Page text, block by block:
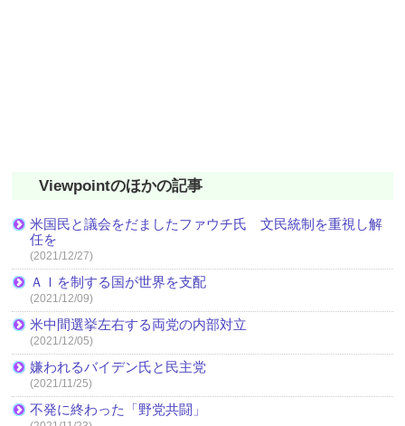
Viewpointのほかの記事
米国民と議会をだましたファウチ氏 文民統制を重視し解
任を
(2021/12/27)
ＡＩを制する国が世界を支配
(2021/12/09)
米中間選挙左右する両党の内部対立
(2021/12/05)
嫌われるバイデン氏と民主党
(2021/11/25)
不発に終わった「野党共闘」